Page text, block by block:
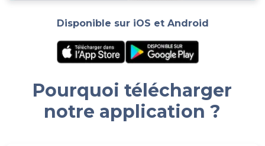
Disponible sur iOS et Android
Pourquoi télécharger
notre application ?